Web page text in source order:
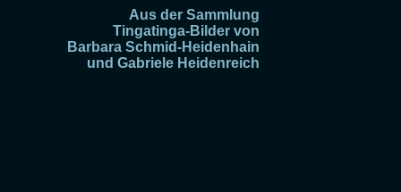
Aus der Sammlung
Tingatinga-Bilder von
Barbara Schmid-Heidenhain
und Gabriele Heidenreich